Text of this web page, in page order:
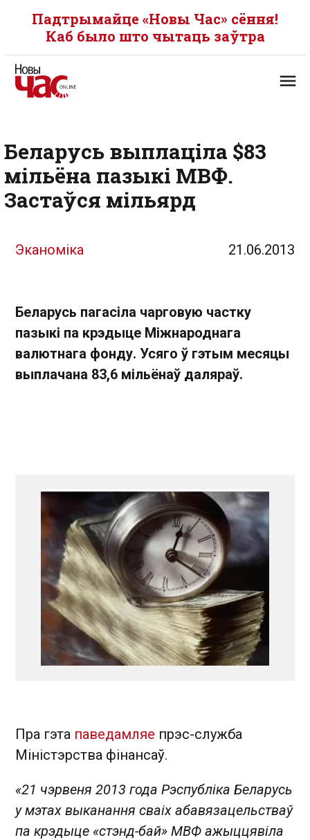
Падтрымайце «Новы Час» сёння!
Каб было што чытаць заўтра
Беларусь выплаціла $83
мільёна пазыкі МВФ.
Застаўся мільярд
Эканоміка 21.06.2013
Беларусь пагасіла чарговую частку
пазыкі па крэдыце Міжнароднага
валютнага фонду. Усяго ў гэтым месяцы
выплачана 83,6 мільёнаў даляраў.
Пра гэта паведамляе прэс-служба
Міністэрства фінансаў.
«21 чэрвеня 2013 года Рэспубліка Беларусь
у мэтах выканання сваіх абавязацельстваў
па крэдыце «стэнд-бай» МВФ ажыццявіла